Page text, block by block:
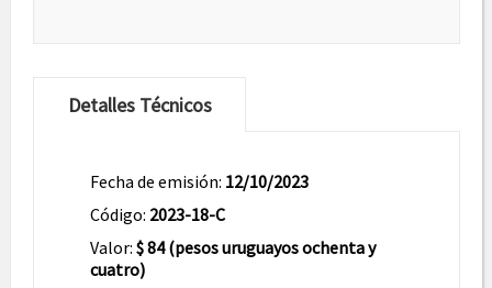
Detalles Técnicos
Fecha de emisión: 12/10/2023
Código: 2023-18-C
Valor: $ 84 (pesos uruguayos ochenta y
cuatro)